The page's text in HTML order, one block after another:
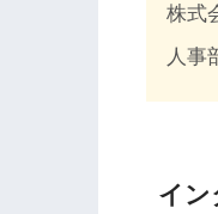
株式
人
イン